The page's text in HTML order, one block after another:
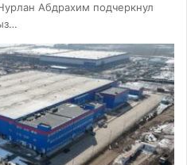
Абдрахим подчеркнул